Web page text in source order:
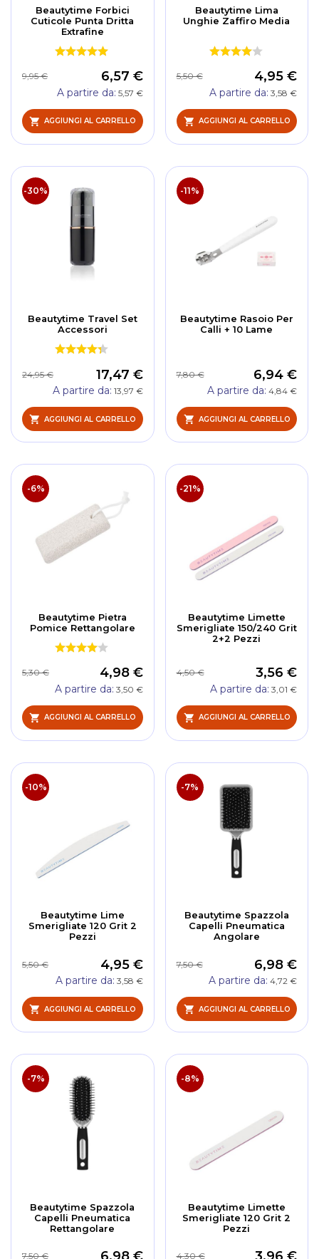
Beautytime Forbici
Cuticole Punta Dritta
Extrafine
6,57 €
9,95 €
A partire da 5,57 €
AGGIUNGI AL CARRELLO
Beautytime Lima
Unghie Zaffiro Media
4,95 €
5,50 €
A partire da 3,58 €
AGGIUNGI AL CARRELLO
-30%
Beautytime Travel Set
Accessori
17,47 €
24,95 €
A partire da 13,97 €
AGGIUNGI AL CARRELLO
-11%
Beautytime Rasoio Per
Calli + 10 Lame
6,94 €
7,80 €
A partire da 4,84 €
AGGIUNGI AL CARRELLO
-6%
Beautytime Pietra
Pomice Rettangolare
4,98 €
5,30 €
A partire da 3,50 €
AGGIUNGI AL CARRELLO
-21%
Beautytime Limette
Smerigliate 150/240 Grit
2+2 Pezzi
3,56 €
4,50 €
A partire da 3,01 €
AGGIUNGI AL CARRELLO
-10%
Beautytime Lime
Smerigliate 120 Grit 2
Pezzi
4,95 €
5,50 €
A partire da 3,58 €
AGGIUNGI AL CARRELLO
-7%
Beautytime Spazzola
Capelli Pneumatica
Angolare
6,98 €
7,50 €
A partire da 4,72 €
AGGIUNGI AL CARRELLO
-7%
Beautytime Spazzola
Capelli Pneumatica
Rettangolare
7,50 €
-8%
Beautytime Limette
Smerigliate 120 Grit 2
Pezzi
4,30 €